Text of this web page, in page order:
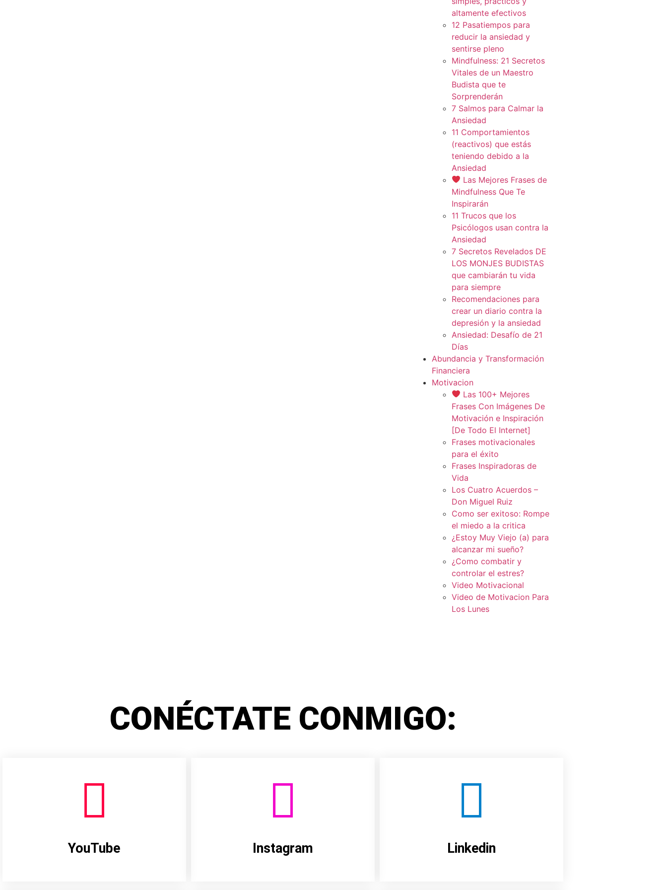
altamente efectivos
12 Pasatiempos para
reducir la ansiedad y
sentirse pleno
Mindfulness: 21 Secretos
Vitales de un Maestro
Budista que te
Sorprenderán
7 Salmos para Calmar la
Ansiedad
11 Comportamientos
(reactivos) que estás
teniendo debido a la
Ansiedad
Las Mejores Frases de
Mindfulness Que Te
Inspirarán
11 Trucos que los
Psicólogos usan contra la
Ansiedad
7 Secretos Revelados DE
LOS MONJES BUDISTAS
que cambiarán tu vida
para siempre
Recomendaciones para
crear un diario contra la
depresión y la ansiedad
Ansiedad: Desafío de 21
Días
Abundancia y Transformación
Financiera
Motivacion
Las 100+ Mejores
Frases Con Imágenes De
Motivación e Inspiración
[De Todo El Internet]
Frases motivacionales
para el éxito
Frases Inspiradoras de
Vida
Los Cuatro Acuerdos –
Don Miguel Ruiz
Como ser exitoso: Rompe
el miedo a la critica
¿Estoy Muy Viejo (a) para
alcanzar mi sueño?
¿Como combatir y
controlar el estres?
Video Motivacional
Video de Motivacion Para
Los Lunes
CONÉCTATE CONMIGO:
YouTube Instagram Linkedin